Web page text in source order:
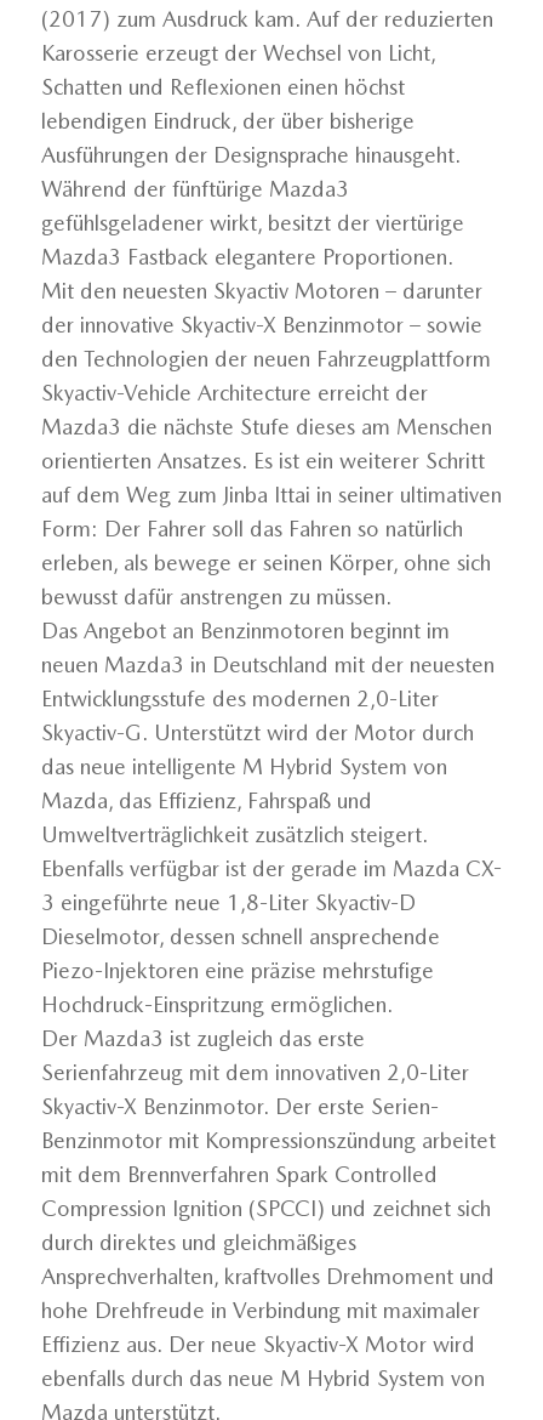
(2017) zum Ausdruck kam. Auf der reduzierten
Karosserie erzeugt der Wechsel von Licht,
Schatten und Reflexionen einen höchst
lebendigen Eindruck, der über bisherige
Ausführungen der Designsprache hinausgeht.
Während der fünftürige Mazda3
gefühlsgeladener wirkt, besitzt der viertürige
Mazda3 Fastback elegantere Proportionen.
Mit den neuesten Skyactiv Motoren – darunter
der innovative Skyactiv-X Benzinmotor – sowie
den Technologien der neuen Fahrzeugplattform
Skyactiv-Vehicle Architecture erreicht der
Mazda3 die nächste Stufe dieses am Menschen
orientierten Ansatzes. Es ist ein weiterer Schritt
auf dem Weg zum Jinba Ittai in seiner ultimativen
Form: Der Fahrer soll das Fahren so natürlich
erleben, als bewege er seinen Körper, ohne sich
bewusst dafür anstrengen zu müssen.
Das Angebot an Benzinmotoren beginnt im
neuen Mazda3 in Deutschland mit der neuesten
Entwicklungsstufe des modernen 2,0-Liter
Skyactiv-G. Unterstützt wird der Motor durch
das neue intelligente M Hybrid System von
Mazda, das Effizienz, Fahrspaß und
Umweltverträglichkeit zusätzlich steigert.
Ebenfalls verfügbar ist der gerade im Mazda CX-
3 eingeführte neue 1,8-Liter Skyactiv-D
Dieselmotor, dessen schnell ansprechende
Piezo-Injektoren eine präzise mehrstufige
Hochdruck-Einspritzung ermöglichen.
Der Mazda3 ist zugleich das erste
Serienfahrzeug mit dem innovativen 2,0-Liter
Skyactiv-X Benzinmotor. Der erste Serien-
Benzinmotor mit Kompressionszündung arbeitet
mit dem Brennverfahren Spark Controlled
Compression Ignition (SPCCI) und zeichnet sich
durch direktes und gleichmäßiges
Ansprechverhalten, kraftvolles Drehmoment und
hohe Drehfreude in Verbindung mit maximaler
Effizienz aus. Der neue Skyactiv-X Motor wird
ebenfalls durch das neue M Hybrid System von
Mazda unterstützt.